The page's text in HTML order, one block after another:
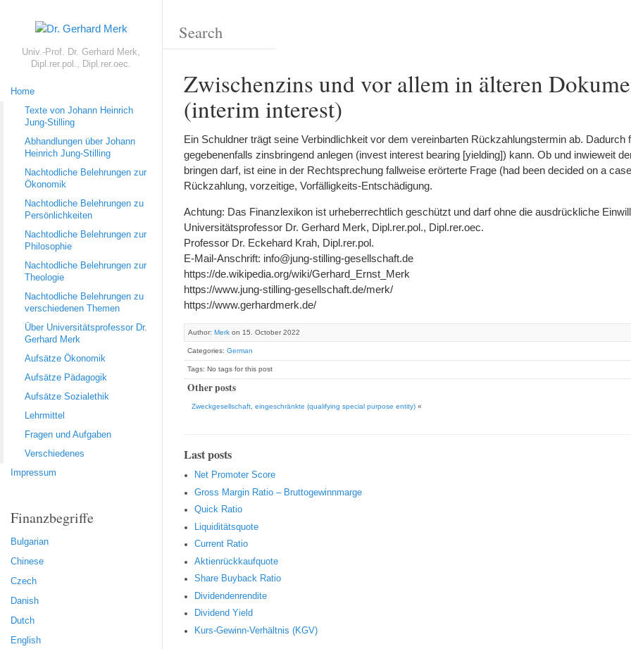
Univ.-Prof. Dr. Gerhard Merk,
Dipl.rer.pol., Dipl.rer.oec.
Home
Texte von Johann Heinrich
Jung-Stilling
Abhandlungen über Johann
Heinrich Jung-Stilling
Nachtodliche Belehrungen zur
Ökonomik
Nachtodliche Belehrungen zu
Persönlichkeiten
Nachtodliche Belehrungen zur
Philosophie
Nachtodliche Belehrungen zur
Theologie
Nachtodliche Belehrungen zu
verschiedenen Themen
Über Universitätsprofessor Dr.
Gerhard Merk
Aufsätze Ökonomik
Aufsätze Pädagogik
Aufsätze Sozialethik
Lehrmittel
Fragen und Aufgaben
Verschiedenes
Impressum
Finanzbegriffe
Bulgarian
Chinese
Czech
Danish
Dutch
English
Zwischenzins und vor allem in älteren
(interim interest)
Ein Schuldner trägt seine Verbindlichkeit vor dem vereinbarten Rückzahlungstermin ab.
gegebenenfalls zinsbringend anlegen (invest interest bearing [yielding]) kann. Ob und inwieweit
bringen darf, ist eine in der Rechtsprechung fallweise erörterte Frage (had been decided on a
Rückzahlung, vorzeitige, Vorfälligkeits-Entschädigung.
Achtung: Das Finanzlexikon ist urheberrechtlich geschützt und darf ohne die ausdrückliche
Universitätsprofessor Dr. Gerhard Merk, Dipl.rer.pol., Dipl.rer.oec.
Professor Dr. Eckehard Krah, Dipl.rer.pol.
E-Mail-Anschrift: info@jung-stilling-gesellschaft.de
https://de.wikipedia.org/wiki/Gerhard_Ernst_Merk
https://www.jung-stilling-gesellschaft.de/merk/
https://www.gerhardmerk.de/
Author: Merk on 15. October 2022
Categories: German
Tags: No tags for this post
Other posts
Zweckgesellschaft, eingeschränkte (qualifying special purpose entity) «
Last posts
Net Promoter Score
Gro ss Margin Ratio – Bruttogewinnmarge
Quic k Ratio
Liquiditätsquote
Current Ratio
Aktienrückkaufquote
Sha re Buyback Ratio
Dividendenrendite
Dividend Yield
Kurs-Gewinn-Verhältnis (KGV)